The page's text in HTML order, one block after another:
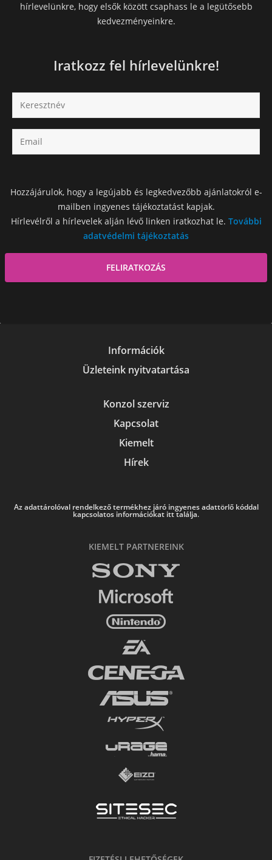
hírlevelünkre, hogy elsők között csaphass le a legütősebb
kedvezményeinkre.
Iratkozz fel hírlevelünkre!
Hozzájárulok, hogy a legújabb és legkedvezőbb ajánlatokról e-
mailben ingyenes tájékoztatást kapjak.
Hírlevélről a hírlevelek alján lévő linken iratkozhat le. További
adatvédelmi tájékoztatás
Információk
Üzleteink nyitvatartása
Konzol szerviz
Kapcsolat
Kiemelt
Hírek
Az adattárolóval rendelkező termékhez járó ingyenes adattörlő kóddal
kapcsolatos információkat itt találja.
KIEMELT PARTNEREINK